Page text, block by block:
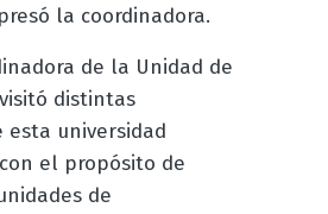
la coordinadora.
de la Unidad de
distintas
esta universidad
el propósito de
de